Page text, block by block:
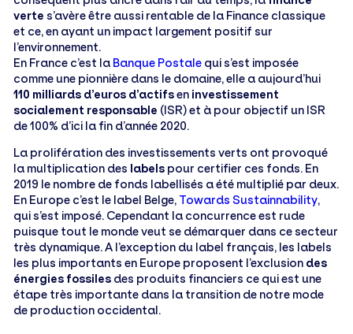
verte s’avère être aussi rentable de la Finance classique
et ce, en ayant un impact largement positif sur
l’environnement.
En France c’est la Banque Postale qui s’est imposée
comme une pionnière dans le domaine, elle a aujourd’hui
110 milliards d’euros d’actifsen investissement
socialement responsable (ISR) et à pour objectif un ISR
de 100% d’ici la fin d’année 2020.
La prolifération des investissements verts ont provoqué
la multiplication des labels pour certifier ces fonds. En
2019 le nombre de fonds labellisés a été multiplié par deux.
En Europe c’est le label Belge, Towards Sustainnability,
qui s’est imposé. Cependant la concurrence est rude
puisque tout le monde veut se démarquer dans ce secteur
très dynamique. A l’exception du label français, les labels
les plus importants en Europe proposent l’exclusion des
énergies fossiles des produits financiers ce qui est une
étape très importante dans la transition de notre mode
de production occidental.